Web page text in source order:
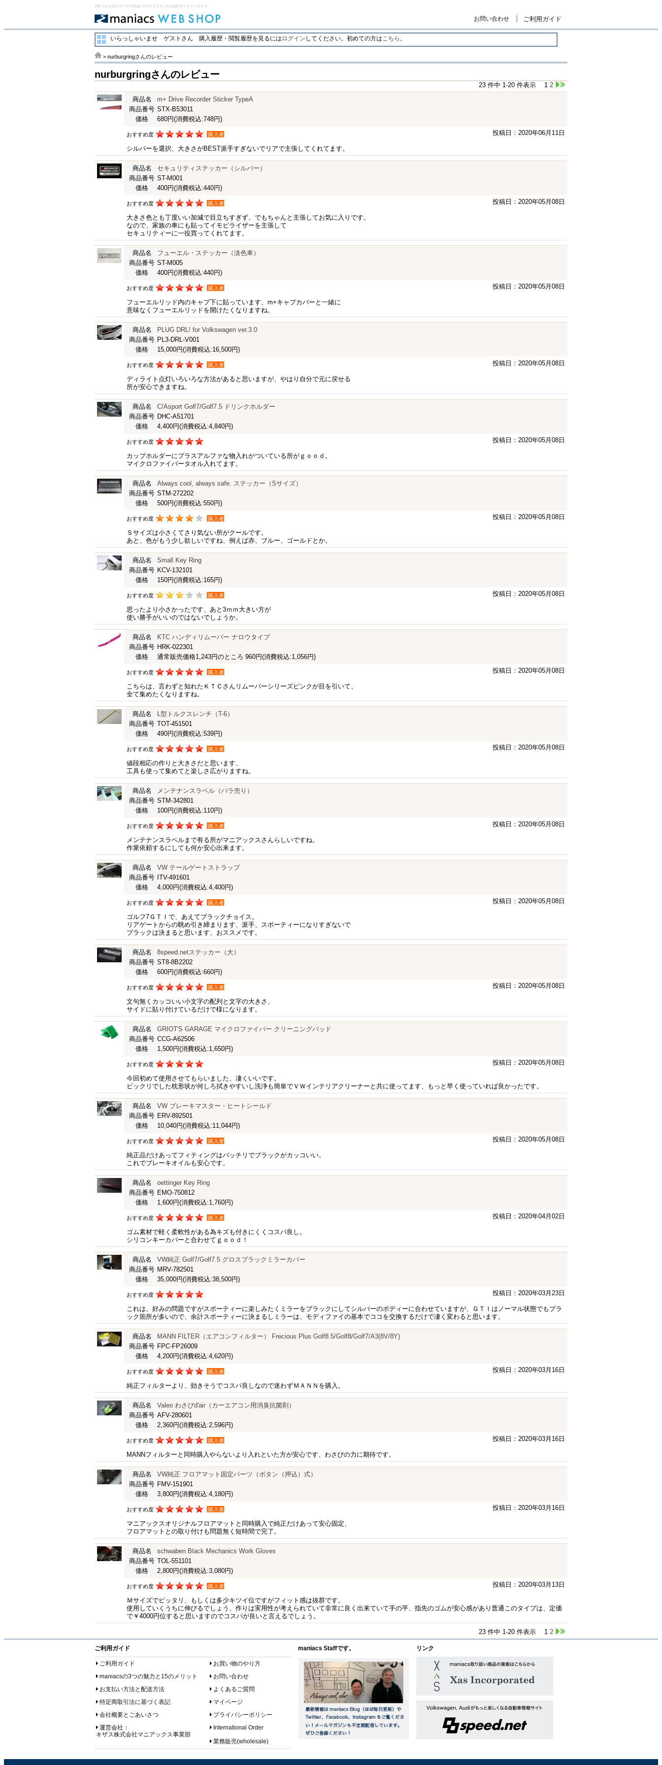
VW フォルクスワーゲン/Audi アウディファンのためのオンラインストア
お問い合わせ ご利用ガイド
いらっしゃいませ ゲストさん 購入履歴・閲覧履歴を見るには ログイン してください。初めての方はこちら 。
> nurburgringさんのレビュー
nurburgringさんのレビュー
23 件中 1-20 件表示 1 2
商品名
m+ Drive Recorder Sticker TypeA
商品番号 STX-B53011
価格
680円(消費税込:748円)
投稿日：2020年06月11日
おすすめ度 購入者
シルバーを選択、大きさがBEST派手すぎないでリアで主張してくれてます。
商品名
セキュリティステッカー（シルバー）
商品番号 ST-M001
価格
400円(消費税込:440円)
投稿日：2020年05月08日
おすすめ度 購入者
大きさ色とも丁度いい加減で目立ちすぎず、でもちゃんと主張してお気に入りです。
なので、家族の車にも貼ってイモビライザーを主張して
セキュリティーに一役買ってくれてます。
商品名
フューエル・ステッカー（淡色車）
商品番号 ST-M005
価格
400円(消費税込:440円)
投稿日：2020年05月08日
おすすめ度 購入者
フューエルリッド内のキャプ下に貼っています、m+キャプカバーと一緒に
意味なくフューエルリッドを開けたくなりますね。
商品名
PLUG DRL! for Volkswagen ver.3.0
商品番号 PL3-DRL-V001
価格
15,000円(消費税込:16,500円)
投稿日：2020年05月08日
おすすめ度 購入者
ディライト点灯いろいろな方法があると思いますが、やはり自分で元に戻せる
所が安心できますね。
商品名
C/Asport Golf7/Golf7.5 ドリンクホルダー
商品番号 DHC-A51701
価格
4,400円(消費税込:4,840円)
投稿日：2020年05月08日
おすすめ度
カップホルダーにプラスアルファな物入れがついている所がｇｏｏｄ。
マイクロファイバータオル入れてます。
商品名
Always cool, always safe. ステッカー（Sサイズ）
商品番号 STM-272202
価格
500円(消費税込:550円)
投稿日：2020年05月08日
おすすめ度 購入者
Ｓサイズは小さくてさり気ない所がクールです。
あと、色がもう少し欲しいですね、例えば赤、ブルー、ゴールドとか。
商品名
Small Key Ring
商品番号 KCV-132101
価格
150円(消費税込:165円)
投稿日：2020年05月08日
おすすめ度 購入者
思ったより小さかったです、あと3ｍｍ大きい方が
使い勝手がいいのではないでしょうか。
商品名
KTC ハンディリムーバー ナロウタイプ
商品番号 HRK-022301
価格
通常販売価格1,243円のところ 960円(消費税込:1,056円)
投稿日：2020年05月08日
おすすめ度 購入者
こちらは、言わずと知れたＫＴＣさんリムーバーシリーズピンクが目を引いて、
全て集めたくなりますね。
商品名
L型トルクスレンチ（T-6）
商品番号 TOT-451501
価格
490円(消費税込:539円)
投稿日：2020年05月08日
おすすめ度 購入者
値段相応の作りと大きさだと思います、
工具も使って集めてと楽しさ広がりますね。
商品名
メンテナンスラベル（バラ売り）
商品番号 STM-342801
価格
100円(消費税込:110円)
投稿日：2020年05月08日
おすすめ度 購入者
メンテナンスラベルまで有る所がマニアックスさんらしいですね。
作業依頼するにしても何か安心出来ます。
商品名
VW テールゲートストラップ
商品番号 ITV-491601
価格
4,000円(消費税込:4,400円)
投稿日：2020年05月08日
おすすめ度 購入者
ゴルフ7ＧＴＩで、あえてブラックチョイス。
リアゲートからの眺め引き締まります、派手、スポーティーになりすぎないで
ブラックは決まると思います、おススメです。
商品名
8speed.netステッカー（大）
商品番号 ST8-8B2202
価格
600円(消費税込:660円)
投稿日：2020年05月08日
おすすめ度 購入者
文句無くカッコいい小文字の配列と文字の大きさ、
サイドに貼り付けているだけで様になります。
商品名
GRIOT'S GARAGE マイクロファイバー クリーニングパッド
商品番号 CCG-A62506
価格
1,500円(消費税込:1,650円)
投稿日：2020年05月08日
おすすめ度
今回初めて使用させてもらいました、凄くいいです。
ビックリでした枕形状が何しろ拭きやすいし洗浄も簡単でＶＷインテリアクリーナーと共に使ってます、もっと早く使っていれば良かったです。
商品名
VW ブレーキマスター・ヒートシールド
商品番号 ERV-892501
価格
10,040円(消費税込:11,044円)
投稿日：2020年05月08日
おすすめ度 購入者
純正品だけあってフィティングはバッチリでブラックがカッコいい。
これでブレーキオイルも安心です。
商品名
oettinger Key Ring
商品番号 EMO-750812
価格
1,600円(消費税込:1,760円)
投稿日：2020年04月02日
おすすめ度 購入者
ゴム素材で軽く柔軟性がある為キズも付きにくくコスパ良し。
シリコンキーカバーと合わせてｇｏｏｄ！
商品名
VW純正 Golf7/Golf7.5 グロスブラックミラーカバー
商品番号 MRV-782501
価格
35,000円(消費税込:38,500円)
投稿日：2020年03月23日
おすすめ度
これは、好みの問題ですがスポーティーに楽しみたくミラーをブラックにしてシルバーのボディーに合わせていますが、ＧＴＩはノーマル状態でもブラ
ック箇所が多いので、余計スポーティーに決まるしミラーは、モディファイの基本でココを交換するだけで凄く変わると思います。
商品名
MANN FILTER（エアコンフィルター） Frecious Plus Golf8.5/Golf8/Golf7/A3(8V/8Y)
商品番号 FPC-FP26009
価格
4,200円(消費税込:4,620円)
投稿日：2020年03月16日
おすすめ度 購入者
純正フィルターより、効きそうでコスパ良しなので迷わずＭＡＮＮを購入。
商品名
Valeo わさびd'air（カーエアコン用消臭抗菌剤）
商品番号 AFV-280601
価格
2,360円(消費税込:2,596円)
投稿日：2020年03月16日
おすすめ度 購入者
MANNフィルターと同時購入やらないより入れといた方が安心です、わさびの力に期待です。
商品名
VW純正 フロアマット固定パーツ（ボタン（押込）式）
商品番号 FMV-151901
価格
3,800円(消費税込:4,180円)
投稿日：2020年03月16日
おすすめ度 購入者
マニアックスオリジナルフロアマットと同時購入で純正だけあって安心固定、
フロアマットとの取り付けも問題無く短時間で完了。
商品名
schwaben Black Mechanics Work Gloves
商品番号 TOL-551101
価格
2,800円(消費税込:3,080円)
投稿日：2020年03月13日
おすすめ度 購入者
Ｍサイズでピッタリ、もしくは多少キツイ位ですがフィット感は抜群です。
使用していくうちに伸びるでしょう、作りは実用性が考えられていて非常に良く出来ていて手の平、指先のゴムが安心感があり普通このタイプは、定価
で￥4000円位すると思いますのでコスパが良いと言えるでしょう。
23 件中 1-20 件表示 1 2
ご利用ガイド
ご利用ガイド
お買い物のやり方
maniacsの3つの魅力と15のメリット
お問い合わせ
お支払い方法と配送方法
よくあるご質問
特定商取引法に基づく表記
マイページ
会社概要とごあいさつ
プライバシーポリシー
運営会社：
キザス株式会社マニアックス事業部
International Order
業務販売(wholesale)
maniacs Staffです。 リンク